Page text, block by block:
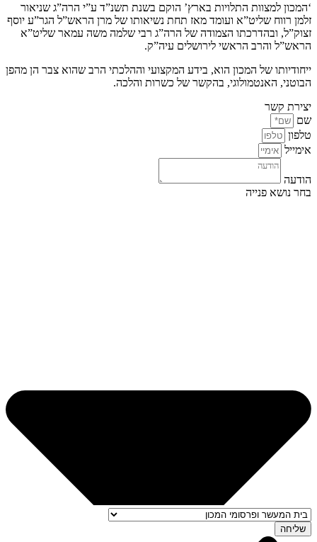
‘המכון למצוות התלויות בארץ’ הוקם בשנת תשנ”ד ע”י הרה”ג שניאור
זלמן רווח שליט”א ועומד מאז תחת נשיאותו של מרן הראש”ל הגר”ע יוסף
זצוק”ל, ובהדרכתו הצמודה של הרה”ג רבי שלמה משה עמאר שליט”א
הראש”ל והרב הראשי לירושלים עיה”ק.
ייחודיותו של המכון הוא, בידע המקצועי וההלכתי הרב שהוא צבר הן מהפן
הבוטני, האנטמולוגי, בהקשר של כשרות והלכה.
יצירת קשר
שם
טלפון
אימייל
הודעה
בחר נושא פנייה
שליחה